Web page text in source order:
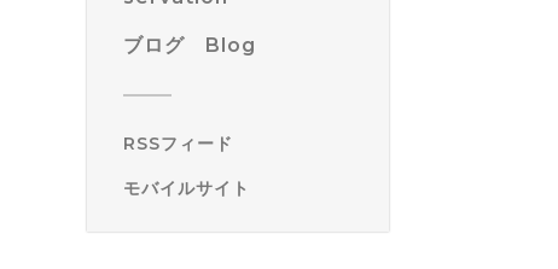
ブログ Blog
RSSフィード
モバイルサイト